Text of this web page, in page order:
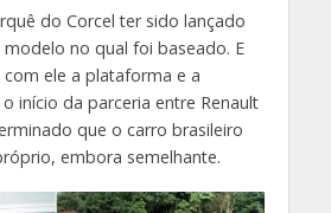
do Corcel ter sido lançado
no qual foi baseado. E
ele a plataforma e a
início da parceria entre Renault
que o carro brasileiro
embora semelhante.